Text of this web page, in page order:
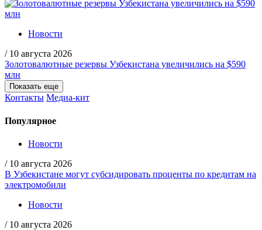
Новости
/ 10 августа 2026
Золотовалютные резервы Узбекистана увеличились на $590
млн
Показать еще
Контакты Медиа-кит
Популярное
Новости
/ 10 августа 2026
В Узбекистане могут субсидировать проценты по кредитам на
электромобили
Новости
/ 10 августа 2026